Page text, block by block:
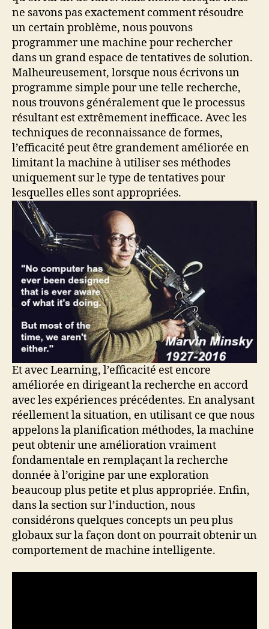
ne savons pas exactement comment résoudre
un certain problème, nous pouvons
programmer une machine pour rechercher
dans un grand espace de tentatives de solution.
Malheureusement, lorsque nous écrivons un
programme simple pour une telle recherche,
nous trouvons généralement que le processus
résultant est extrêmement inefficace. Avec les
techniques de reconnaissance de formes,
l’efficacité peut être grandement améliorée en
limitant la machine à utiliser ses méthodes
uniquement sur le type de tentatives pour
lesquelles elles sont appropriées.
Et avec Learning, l’efficacité est encore
améliorée en dirigeant la recherche en accord
avec les expériences précédentes. En analysant
réellement la situation, en utilisant ce que nous
appelons la planification méthodes, la machine
peut obtenir une amélioration vraiment
fondamentale en remplaçant la recherche
donnée à l’origine par une exploration
beaucoup plus petite et plus appropriée. Enfin,
dans la section sur l’induction, nous
considérons quelques concepts un peu plus
globaux sur la façon dont on pourrait obtenir un
comportement de machine intelligente.